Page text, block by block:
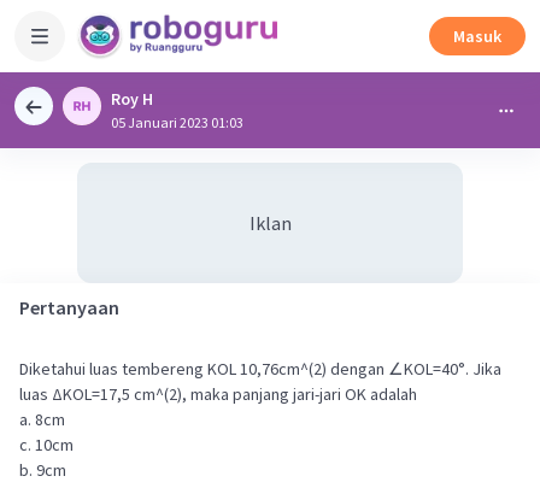
Masuk
Roy H
05 Januari 2023 01:03
Iklan
Pertanyaan
Diketahui luas tembereng KOL 10,76cm^(2) dengan ∠KOL=40°. Jika
luas ΔKOL=17,5 cm^(2), maka panjang jari-jari OK adalah
a. 8cm
c. 10cm
b. 9cm